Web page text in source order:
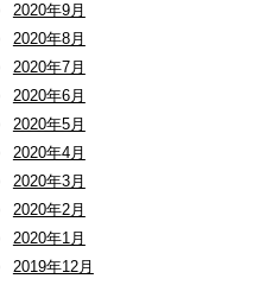
2020年9月
2020年8月
2020年7月
2020年6月
2020年5月
2020年4月
2020年3月
2020年2月
2020年1月
2019年12月